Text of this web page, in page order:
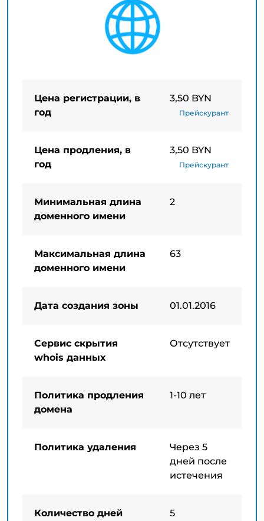
Цена регистрации, в
год
3,50 BYN
Прейскурант
Цена продления, в
год
3,50 BYN
Прейскурант
Минимальная длина
доменного имени
2
Максимальная длина
доменного имени
63
Дата создания зоны 01.01.2016
Сервис скрытия
whois данных
Отсутствует
Политика продления
домена
1-10 лет
Политика удаления
Через 5
дней после
истечения
Количество дней
5